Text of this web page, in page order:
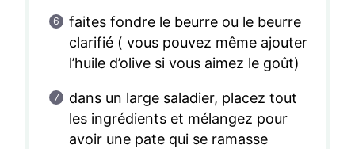
faites fondre le beurre ou le beurre
clarifié ( vous pouvez même ajouter
l’huile d’olive si vous aimez le goût)
dans un large saladier, placez tout
les ingrédients et mélangez pour
avoir une pate qui se ramasse